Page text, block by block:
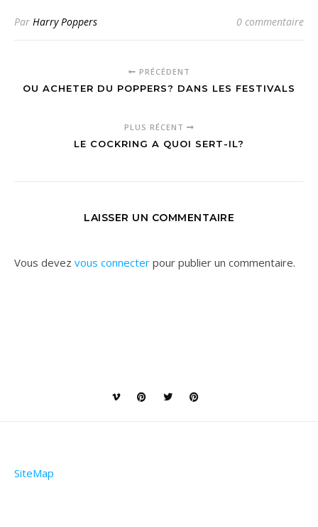
Par Harry Poppers 0 commentaire
PRÉCÉDENT
OU ACHETER DU POPPERS? DANS LES FESTIVALS
PLUS RÉCENT
LE COCKRING A QUOI SERT-IL?
LAISSER UN COMMENTAIRE
Vous devez vous connecter pour publier un commentaire.
SiteMap